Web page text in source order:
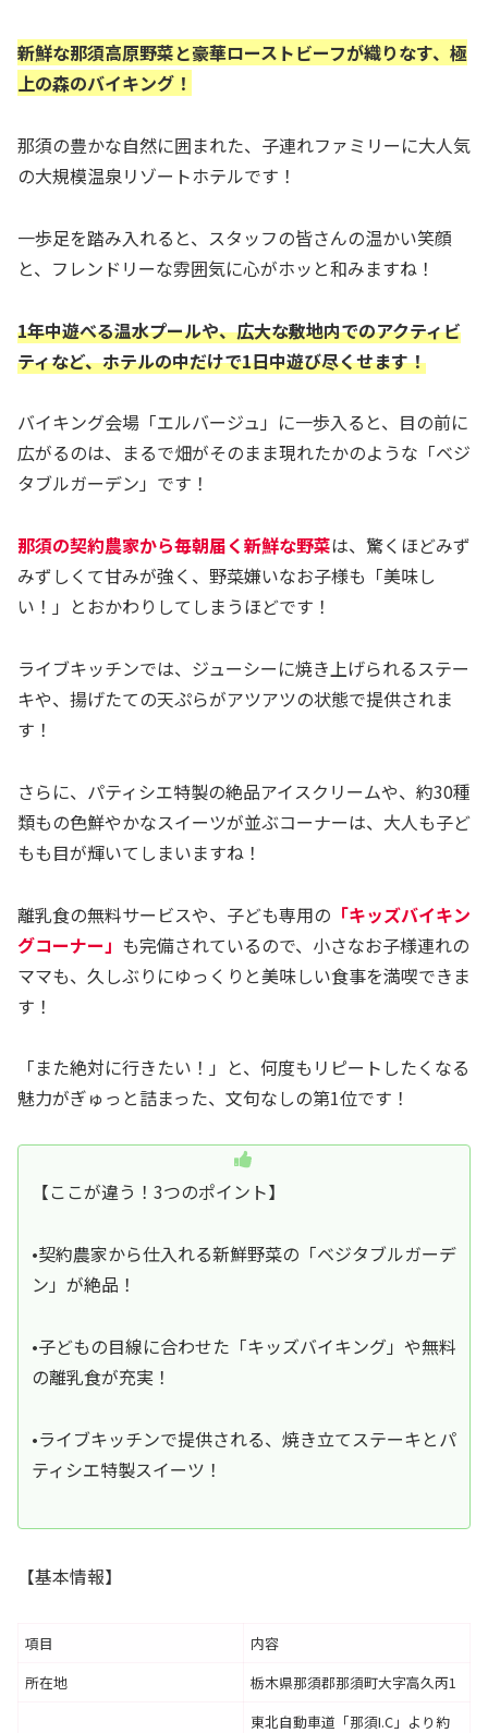
新鮮な那須高原野菜と豪華ローストビーフが織りなす、極
上の森のバイキング！
那須の豊かな自然に囲まれた、子連れファミリーに大人気
の大規模温泉リゾートホテルです！
一歩足を踏み入れると、スタッフの皆さんの温かい笑顔
と、フレンドリーな雰囲気に心がホッと和みますね！
1年中遊べる温水プールや、広大な敷地内でのアクティビ
ティなど、ホテルの中だけで1日中遊び尽くせます！
バイキング会場「エルバージュ」に一歩入ると、目の前に
広がるのは、まるで畑がそのまま現れたかのような「ベジ
タブルガーデン」です！
那須の契約農家から毎朝届く新鮮な野菜は、驚くほどみず
みずしくて甘みが強く、野菜嫌いなお子様も「美味し
い！」とおかわりしてしまうほどです！
ライブキッチンでは、ジューシーに焼き上げられるステー
キや、揚げたての天ぷらがアツアツの状態で提供されま
す！
さらに、パティシエ特製の絶品アイスクリームや、約30種
類もの色鮮やかなスイーツが並ぶコーナーは、大人も子ど
もも目が輝いてしまいますね！
離乳食の無料サービスや、子ども専用の 「キッズバイキン
グコーナー」 も完備されているので、小さなお子様連れの
ママも、久しぶりにゆっくりと美味しい食事を満喫できま
す！
「また絶対に行きたい！」と、何度もリピートしたくなる
魅力がぎゅっと詰まった、文句なしの第1位です！
【ここが違う！3つのポイント】
•契約農家から仕入れる新鮮野菜の「ベジタブルガーデ
ン」が絶品！
•子どもの目線に合わせた「キッズバイキング」や無料
の離乳食が充実！
•ライブキッチンで提供される、焼き立てステーキとパ
ティシエ特製スイーツ！
【基本情報】
項目
内容
所在地
栃木県那須郡那須町大字高久丙1
東北自動車道「那須I.C」より約